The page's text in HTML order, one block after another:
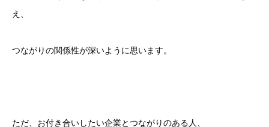
え、
つながりの関係性が深いように思います。
ただ、お付き合いしたい企業とつながりのある人、